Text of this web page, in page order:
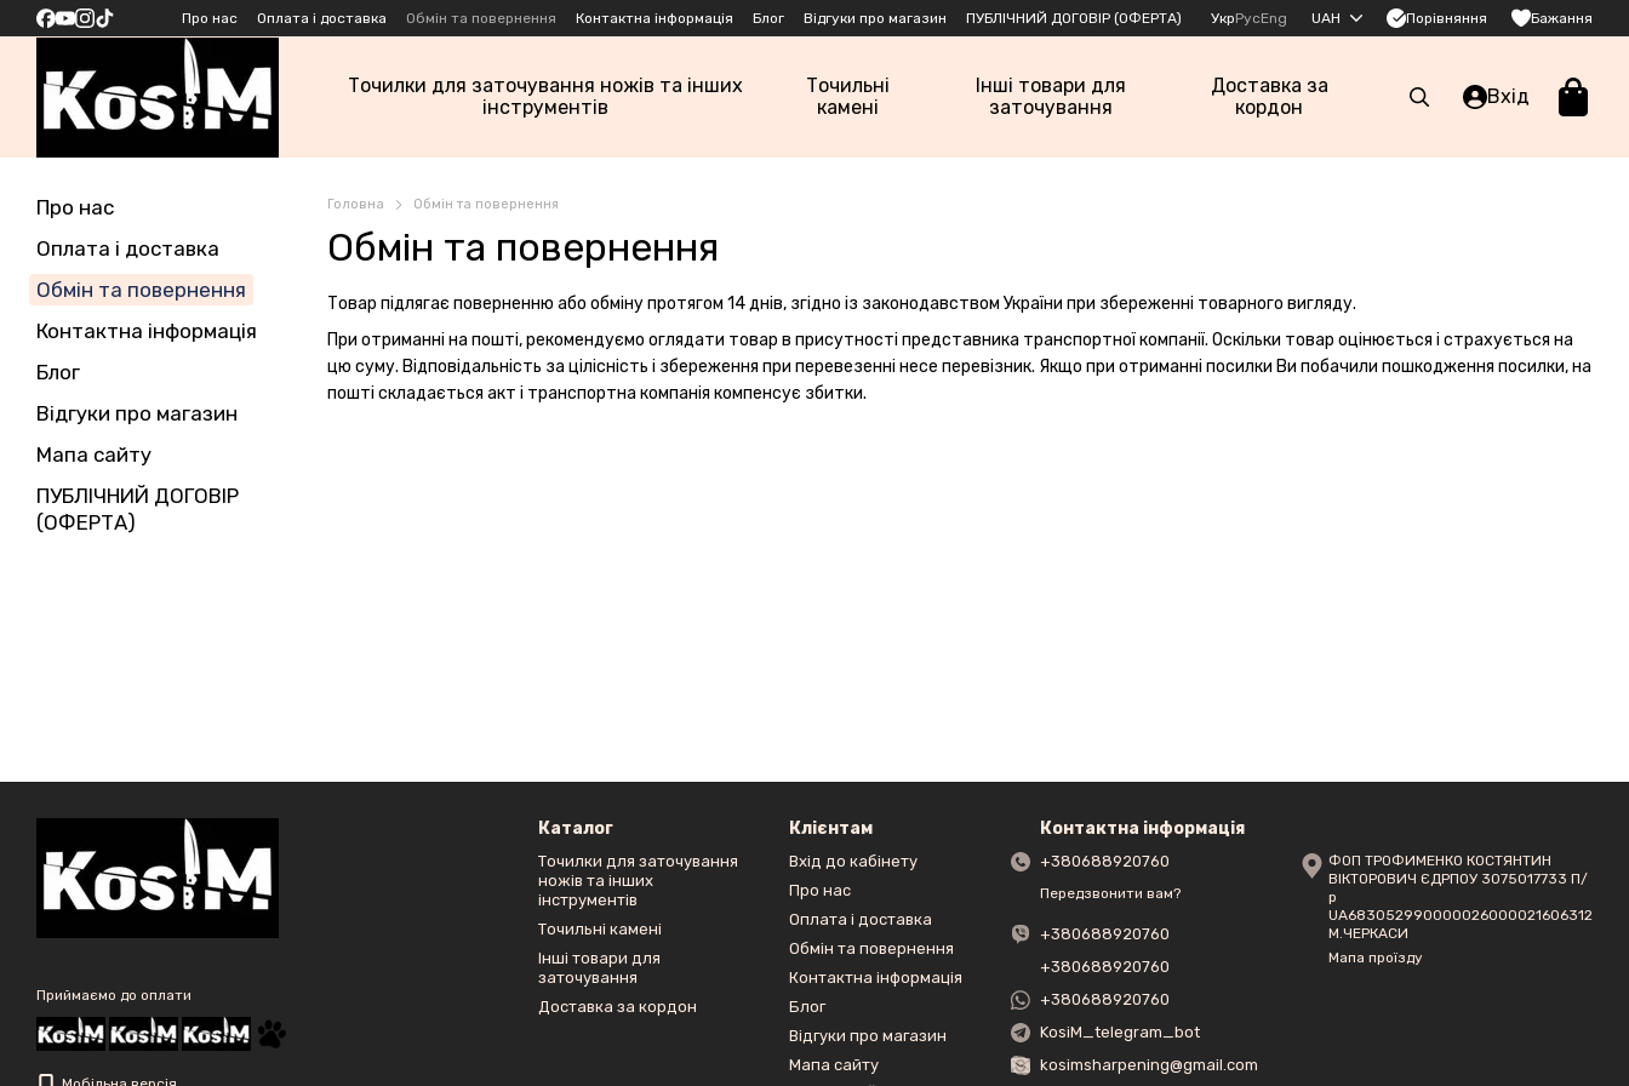
Перейти до основного контенту
Про нас Оплата і доставка Обмін та повернення Контактна інформація Блог Відгуки про магазин ПУБЛІЧНИЙ ДОГОВІР (ОФЕРТА) УкрРусEng UAH Порівняння Бажання
Точилки для заточування ножів та інших
інструментів
Точильні
камені
Інші товари для
заточування
Доставка за
кордон
Вхід
Головна Обмін та повернення
Обмін та повернення
Товар підлягає поверненню або обміну протягом 14 днів, згідно із законодавством України при збереженні товарного вигляду.
При отриманні на пошті, рекомендуємо оглядати товар в присутності представника транспортної компанії. Оскільки товар оцінюється і страхується на
цю суму. Відповідальність за цілісність і збереження при перевезенні несе перевізник. Якщо при отриманні посилки Ви побачили пошкодження посилки, на
пошті складається акт і транспортна компанія компенсує збитки.
Про нас
Оплата і доставка
Обмін та повернення
Контактна інформація
Блог
Відгуки про магазин
Мапа сайту
ПУБЛІЧНИЙ ДОГОВІР
(ОФЕРТА)
Приймаємо до оплати
Каталог
Точилки для заточування
ножів та інших
інструментів
Точильні камені
Інші товари для
заточування
Доставка за кордон
Клієнтам
Вхід до кабінету
Про нас
Оплата і доставка
Обмін та повернення
Контактна інформація
Блог
Відгуки про магазин
Мапа сайту
Контактна інформація
+380688920760
Передзвонити вам?
+380688920760
+380688920760
+380688920760
KosiM_telegram_bot
kosimsharpening@gmail.com
ФОП ТРОФИМЕНКО КОСТЯНТИН
ВІКТОРОВИЧ ЄДРПОУ 3075017733 П/
р
UA683052990000026000021606312
М.ЧЕРКАСИ
Мапа проїзду